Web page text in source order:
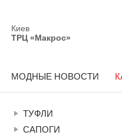
Киев
ТРЦ «Макрос»
МОДНЫЕ НОВОСТИ
ТУФЛИ
САПОГИ